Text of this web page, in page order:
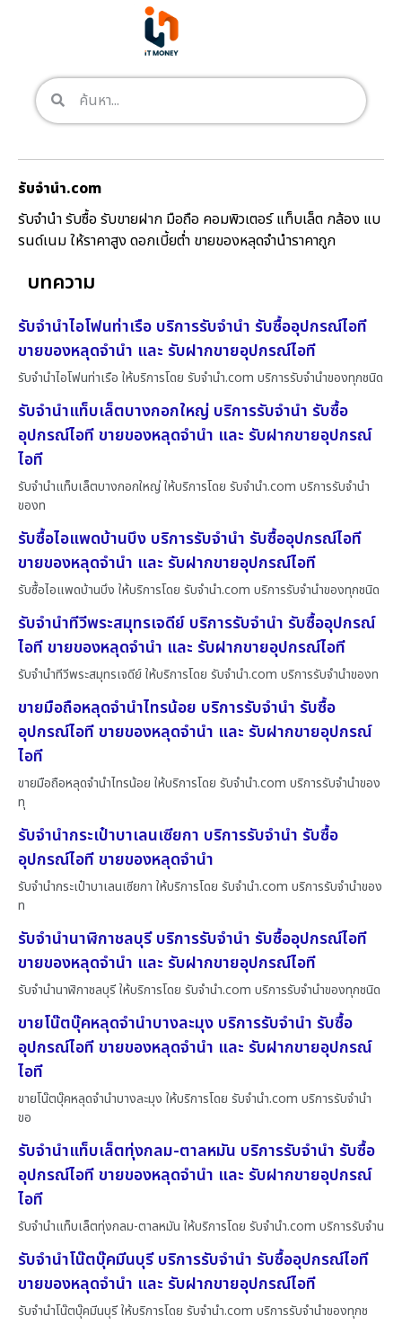
รับจํานํา.com
รับจำนำ รับซื้อ รับขายฝาก มือถือ คอมพิวเตอร์ แท็บเล็ต กล้อง แบ
รนด์เนม ให้ราคาสูง ดอกเบี้ยต่ำ ขายของหลุดจำนำราคาถูก
บทความ
รับจำนำไอโฟนท่าเรือ บริการรับจำนำ รับซื้ออุปกรณ์ไอที
ขายของหลุดจำนำ และ รับฝากขายอุปกรณ์ไอที
รับจำนำไอโฟนท่าเรือ ให้บริการโดย รับจํานํา.com บริการรับจำนำของทุกชนิด
รับจำนำแท็บเล็ตบางกอกใหญ่ บริการรับจำนำ รับซื้อ
อุปกรณ์ไอที ขายของหลุดจำนำ และ รับฝากขายอุปกรณ์
ไอที
รับจำนำแท็บเล็ตบางกอกใหญ่ ให้บริการโดย รับจํานํา.com บริการรับจำนำ
ของท
รับซื้อไอแพดบ้านบึง บริการรับจำนำ รับซื้ออุปกรณ์ไอที
ขายของหลุดจำนำ และ รับฝากขายอุปกรณ์ไอที
รับซื้อไอแพดบ้านบึง ให้บริการโดย รับจํานํา.com บริการรับจำนำของทุกชนิด
รับจำนำทีวีพระสมุทรเจดีย์ บริการรับจำนำ รับซื้ออุปกรณ์
ไอที ขายของหลุดจำนำ และ รับฝากขายอุปกรณ์ไอที
รับจำนำทีวีพระสมุทรเจดีย์ ให้บริการโดย รับจํานํา.com บริการรับจำนำของท
ขายมือถือหลุดจำนำไทรน้อย บริการรับจำนำ รับซื้อ
อุปกรณ์ไอที ขายของหลุดจำนำ และ รับฝากขายอุปกรณ์
ไอที
ขายมือถือหลุดจำนำไทรน้อย ให้บริการโดย รับจํานํา.com บริการรับจำนำของ
ทุ
รับจำนำกระเป๋าบาเลนเซียกา บริการรับจำนำ รับซื้อ
อุปกรณ์ไอที ขายของหลุดจำนำ
รับจำนำกระเป๋าบาเลนเซียกา ให้บริการโดย รับจํานํา.com บริการรับจำนำของ
ท
รับจำนำนาฬิกาชลบุรี บริการรับจำนำ รับซื้ออุปกรณ์ไอที
ขายของหลุดจำนำ และ รับฝากขายอุปกรณ์ไอที
รับจำนำนาฬิกาชลบุรี ให้บริการโดย รับจํานํา.com บริการรับจำนำของทุกชนิด
ขายโน๊ตบุ๊คหลุดจำนำบางละมุง บริการรับจำนำ รับซื้อ
อุปกรณ์ไอที ขายของหลุดจำนำ และ รับฝากขายอุปกรณ์
ไอที
ขายโน๊ตบุ๊คหลุดจำนำบางละมุง ให้บริการโดย รับจํานํา.com บริการรับจำนำ
ขอ
รับจำนำแท็บเล็ตทุ่งกลม-ตาลหมัน บริการรับจำนำ รับซื้อ
อุปกรณ์ไอที ขายของหลุดจำนำ และ รับฝากขายอุปกรณ์
ไอที
รับจำนำแท็บเล็ตทุ่งกลม-ตาลหมัน ให้บริการโดย รับจํานํา.com บริการรับจำน
รับจำนำโน๊ตบุ๊คมีนบุรี บริการรับจำนำ รับซื้ออุปกรณ์ไอที
ขายของหลุดจำนำ และ รับฝากขายอุปกรณ์ไอที
รับจำนำโน๊ตบุ๊คมีนบุรี ให้บริการโดย รับจํานํา.com บริการรับจำนำของทุกช